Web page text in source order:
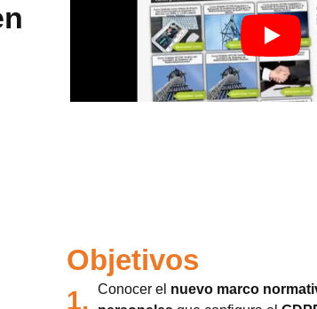
Objetivos
1. Conocer el nuevo marco